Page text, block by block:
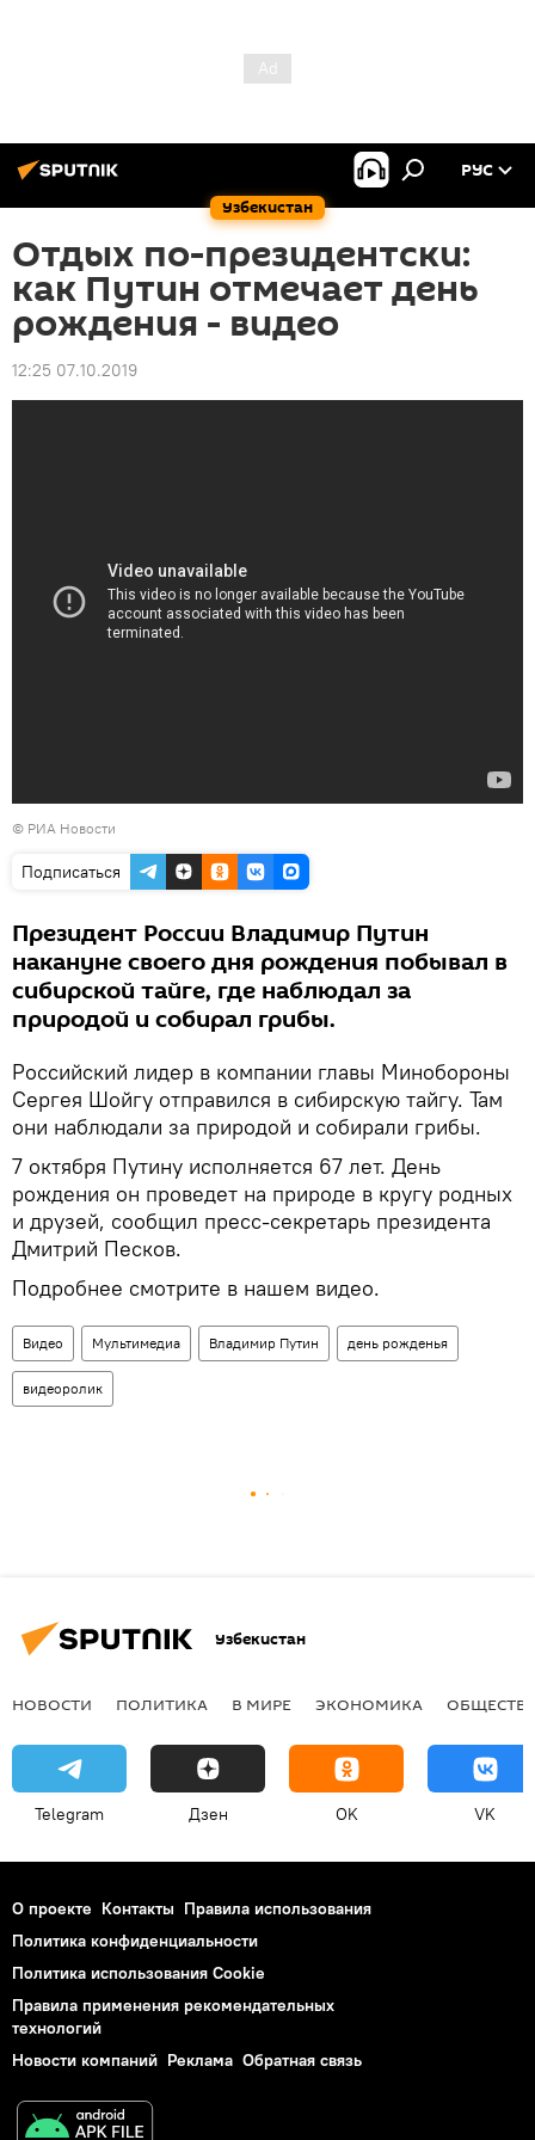
Узбекистан
РУС
Отдых по-президентски:
как Путин отмечает день
рождения - видео
12:25 07.10.2019
© РИА Новости
Подписаться
Президент России Владимир Путин
накануне своего дня рождения побывал в
сибирской тайге, где наблюдал за
природой и собирал грибы.
Российский лидер в компании главы Минобороны
Сергея Шойгу отправился в сибирскую тайгу. Там
они наблюдали за природой и собирали грибы.
7 октября Путину исполняется 67 лет. День
рождения он проведет на природе в кругу родных
и друзей, сообщил пресс-секретарь президента
Дмитрий Песков.
Подробнее смотрите в нашем видео.
Видео Мультимедиа Владимир Путин день рожденья
видеоролик
Узбекистан
НОВОСТИ ПОЛИТИКА В МИРЕ ЭКОНОМИКА
Telegram Дзен OK VK
О проекте Контакты Правила использования
Политика конфиденциальности
Политика использования Cookie
Правила применения рекомендательных
технологий
Новости компаний Реклама Обратная связь